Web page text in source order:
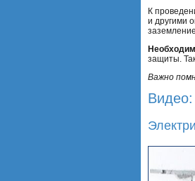
К
и другими
защиты.
Важно
Видео: